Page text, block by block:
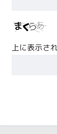
上に表示さ